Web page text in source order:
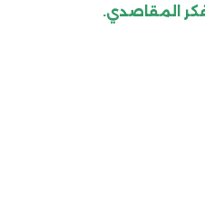
المقاصدي.